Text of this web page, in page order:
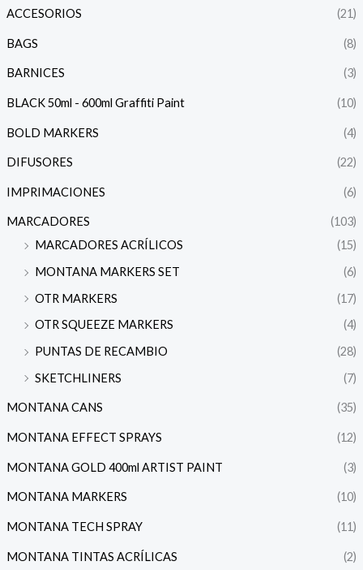
ACCESORIOS (21)
BAGS (8)
BARNICES (3)
BLACK 50ml - 600ml Graffiti Paint (10)
BOLD MARKERS (4)
DIFUSORES (22)
IMPRIMACIONES (6)
MARCADORES
(103)
MARCADORES ACRÍLICOS
(15)
MONTANA MARKERS SET
(6)
OTR MARKERS
(17)
OTR SQUEEZE MARKERS
(4)
PUNTAS DE RECAMBIO
(28)
SKETCHLINERS
(7)
MONTANA CANS (35)
MONTANA EFFECT SPRAYS (12)
MONTANA GOLD 400ml ARTIST PAINT (3)
MONTANA MARKERS (10)
MONTANA TECH SPRAY (11)
MONTANA TINTAS ACRÍLICAS (2)